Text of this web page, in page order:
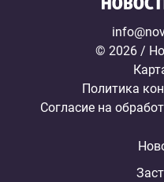
© 2026 /
Политика
Согласие на